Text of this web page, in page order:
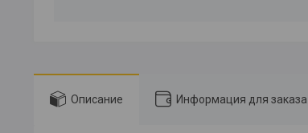
Описание Информация для заказа